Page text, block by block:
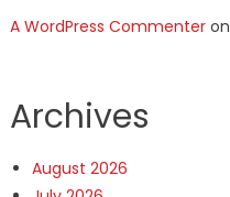
A WordPress Commenteron
Archives
August 2026